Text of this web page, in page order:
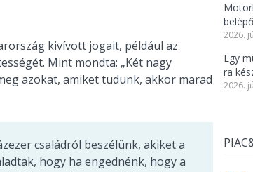
kivívott jogait, például az
Mint mondta: „Két nagy
azokat, amiket tudunk, akkor marad
családról beszélünk, akiket a
hogy ha engednénk, hogy a
2026.
Egy
ra
2026.